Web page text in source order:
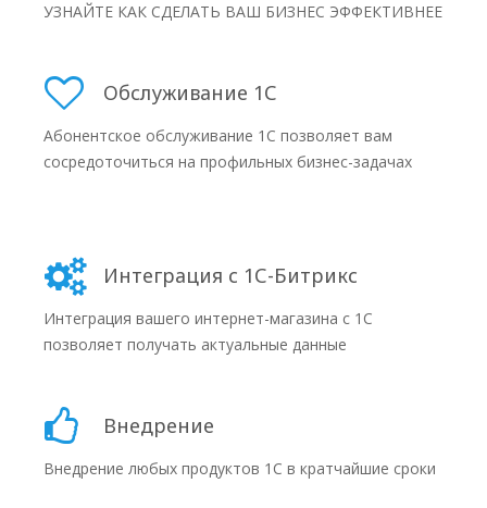
УЗНАЙТЕ КАК СДЕЛАТЬ ВАШ БИЗНЕС ЭФФЕКТИВНЕЕ
Обслуживание 1С
Абонентское обслуживание 1С позволяет вам
сосредоточиться на профильных бизнес-задачах
Интеграция с 1С-Битрикс
Интеграция вашего интернет-магазина с 1С
позволяет получать актуальные данные
Внедрение
Внедрение любых продуктов 1С в кратчайшие сроки